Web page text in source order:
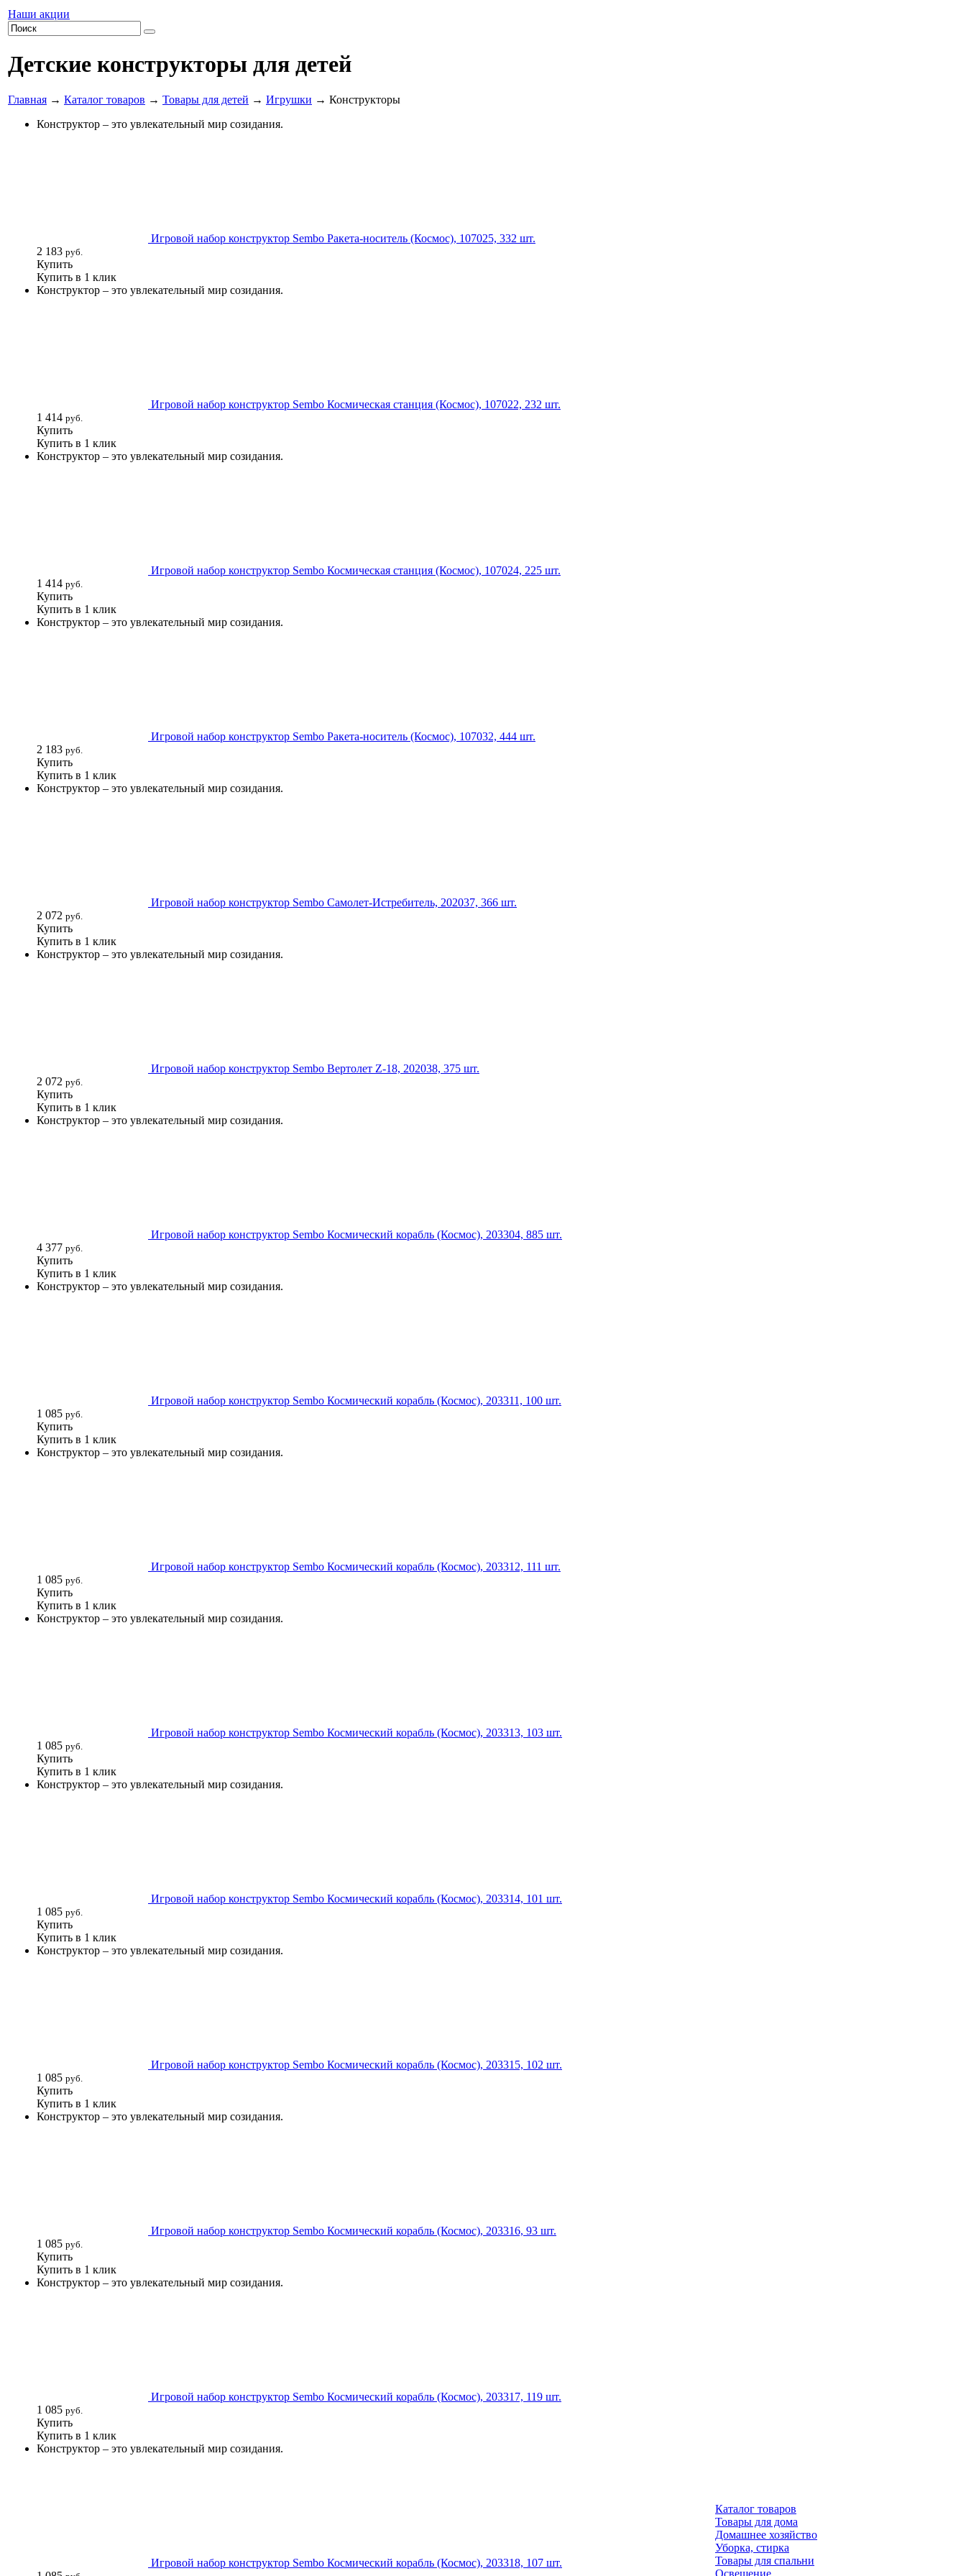
Наши акции
Детские конструкторы для детей
Главная → Каталог товаров → Товары для детей → Игрушки → Конструкторы
Конструктор – это увлекательный мир созидания.
Игровой набор конструктор Sembo Ракета-носитель (Космос), 107025, 332 шт.
2 183 руб.
Купить
Купить в 1 клик
Конструктор – это увлекательный мир созидания.
Игровой набор конструктор Sembo Космическая станция (Космос), 107022, 232 шт.
1 414 руб.
Купить
Купить в 1 клик
Конструктор – это увлекательный мир созидания.
Игровой набор конструктор Sembo Космическая станция (Космос), 107024, 225 шт.
1 414 руб.
Купить
Купить в 1 клик
Конструктор – это увлекательный мир созидания.
Игровой набор конструктор Sembo Ракета-носитель (Космос), 107032, 444 шт.
2 183 руб.
Купить
Купить в 1 клик
Конструктор – это увлекательный мир созидания.
Игровой набор конструктор Sembo Самолет-Истребитель, 202037, 366 шт.
2 072 руб.
Купить
Купить в 1 клик
Конструктор – это увлекательный мир созидания.
Игровой набор конструктор Sembo Вертолет Z-18, 202038, 375 шт.
2 072 руб.
Купить
Купить в 1 клик
Конструктор – это увлекательный мир созидания.
Игровой набор конструктор Sembo Космический корабль (Космос), 203304, 885 шт.
4 377 руб.
Купить
Купить в 1 клик
Конструктор – это увлекательный мир созидания.
Игровой набор конструктор Sembo Космический корабль (Космос), 203311, 100 шт.
1 085 руб.
Купить
Купить в 1 клик
Конструктор – это увлекательный мир созидания.
Игровой набор конструктор Sembo Космический корабль (Космос), 203312, 111 шт.
1 085 руб.
Купить
Купить в 1 клик
Конструктор – это увлекательный мир созидания.
Игровой набор конструктор Sembo Космический корабль (Космос), 203313, 103 шт.
1 085 руб.
Купить
Купить в 1 клик
Конструктор – это увлекательный мир созидания.
Игровой набор конструктор Sembo Космический корабль (Космос), 203314, 101 шт.
1 085 руб.
Купить
Купить в 1 клик
Конструктор – это увлекательный мир созидания.
Игровой набор конструктор Sembo Космический корабль (Космос), 203315, 102 шт.
1 085 руб.
Купить
Купить в 1 клик
Конструктор – это увлекательный мир созидания.
Игровой набор конструктор Sembo Космический корабль (Космос), 203316, 93 шт.
1 085 руб.
Купить
Купить в 1 клик
Конструктор – это увлекательный мир созидания.
Игровой набор конструктор Sembo Космический корабль (Космос), 203317, 119 шт.
1 085 руб.
Купить
Купить в 1 клик
Конструктор – это увлекательный мир созидания.
Игровой набор конструктор Sembo Космический корабль (Космос), 203318, 107 шт.
Каталог товаров
Товары для дома
Домашнее хозяйство
Уборка, стирка
Товары для спальни
Освещение